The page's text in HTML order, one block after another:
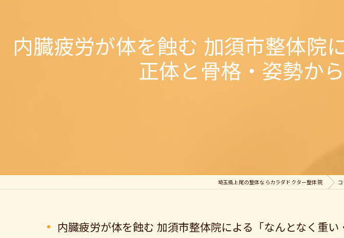
内臓疲労が体を蝕む 加須市整体院
正体と骨格・姿勢か
埼玉県上尾の整体ならカラダドクター整体院 コ
内臓疲労が体を蝕む 加須市整体院による「なんとなく重